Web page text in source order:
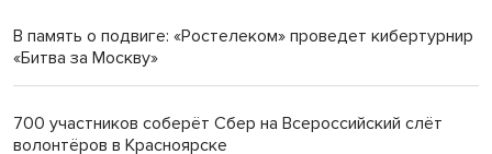
В память о подвиге: «Ростелеком» проведет кибертурнир
«Битва за Москву»
700 участников соберёт Сбер на Всероссийский слёт
волонтёров в Красноярске